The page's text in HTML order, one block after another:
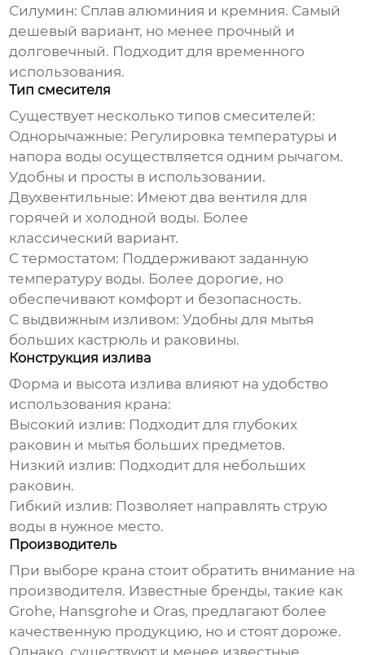
Силумин: Сплав алюминия и кремния. Самый
дешевый вариант, но менее прочный и
долговечный. Подходит для временного
использования.
Тип смесителя
Существует несколько типов смесителей:
Однорычажные: Регулировка температуры и
напора воды осуществляется одним рычагом.
Удобны и просты в использовании.
Двухвентильные: Имеют два вентиля для
горячей и холодной воды. Более
классический вариант.
С термостатом: Поддерживают заданную
температуру воды. Более дорогие, но
обеспечивают комфорт и безопасность.
С выдвижным изливом: Удобны для мытья
больших кастрюль и раковины.
Конструкция излива
Форма и высота излива влияют на удобство
использования крана:
Высокий излив: Подходит для глубоких
раковин и мытья больших предметов.
Низкий излив: Подходит для небольших
раковин.
Гибкий излив: Позволяет направлять струю
воды в нужное место.
Производитель
При выборе крана стоит обратить внимание на
производителя. Известные бренды, такие как
Grohe, Hansgrohe и Oras, предлагают более
качественную продукцию, но и стоят дороже.